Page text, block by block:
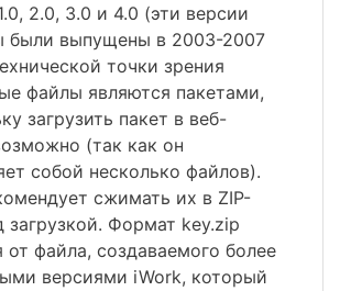
2.0, 3.0 и 4.0 (эти версии
были выпущены в 2003-2007
точки зрения
файлы являются пакетами,
загрузить пакет в веб-
(так как он
собой несколько файлов).
сжимать их в ZIP-
загрузкой. Формат key.zip
от файла, создаваемого более
версиями iWork, который